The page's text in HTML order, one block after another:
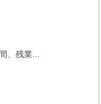
、残業...